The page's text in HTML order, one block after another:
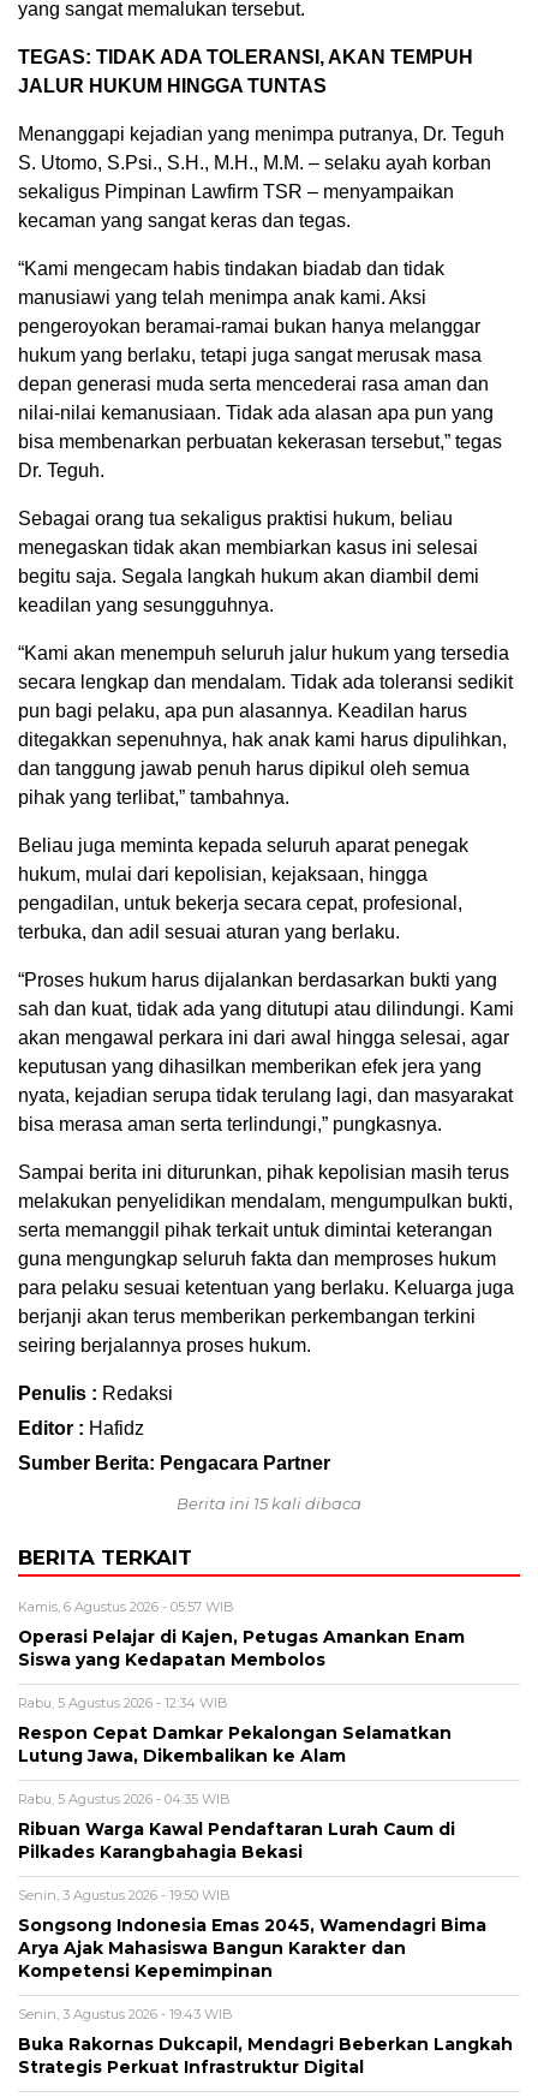
yang sangat memalukan tersebut.
TEGAS: TIDAK ADA TOLERANSI, AKAN TEMPUH
JALUR HUKUM HINGGA TUNTAS
Menanggapi kejadian yang menimpa putranya, Dr. Teguh
S. Utomo, S.Psi., S.H., M.H., M.M. – selaku ayah korban
sekaligus Pimpinan Lawfirm TSR – menyampaikan
kecaman yang sangat keras dan tegas.
“Kami mengecam habis tindakan biadab dan tidak
manusiawi yang telah menimpa anak kami. Aksi
pengeroyokan beramai-ramai bukan hanya melanggar
hukum yang berlaku, tetapi juga sangat merusak masa
depan generasi muda serta mencederai rasa aman dan
nilai-nilai kemanusiaan. Tidak ada alasan apa pun yang
bisa membenarkan perbuatan kekerasan tersebut,” tegas
Dr. Teguh.
Sebagai orang tua sekaligus praktisi hukum, beliau
menegaskan tidak akan membiarkan kasus ini selesai
begitu saja. Segala langkah hukum akan diambil demi
keadilan yang sesungguhnya.
“Kami akan menempuh seluruh jalur hukum yang tersedia
secara lengkap dan mendalam. Tidak ada toleransi sedikit
pun bagi pelaku, apa pun alasannya. Keadilan harus
ditegakkan sepenuhnya, hak anak kami harus dipulihkan,
dan tanggung jawab penuh harus dipikul oleh semua
pihak yang terlibat,” tambahnya.
Beliau juga meminta kepada seluruh aparat penegak
hukum, mulai dari kepolisian, kejaksaan, hingga
pengadilan, untuk bekerja secara cepat, profesional,
terbuka, dan adil sesuai aturan yang berlaku.
“Proses hukum harus dijalankan berdasarkan bukti yang
sah dan kuat, tidak ada yang ditutupi atau dilindungi. Kami
akan mengawal perkara ini dari awal hingga selesai, agar
keputusan yang dihasilkan memberikan efek jera yang
nyata, kejadian serupa tidak terulang lagi, dan masyarakat
bisa merasa aman serta terlindungi,” pungkasnya.
Sampai berita ini diturunkan, pihak kepolisian masih terus
melakukan penyelidikan mendalam, mengumpulkan bukti,
serta memanggil pihak terkait untuk dimintai keterangan
guna mengungkap seluruh fakta dan memproses hukum
para pelaku sesuai ketentuan yang berlaku. Keluarga juga
berjanji akan terus memberikan perkembangan terkini
seiring berjalannya proses hukum.
Penulis : Redaksi
Editor : Hafidz
Sumber Berita: Pengacara Partner
Berita ini 15 kali dibaca
BERITA TERKAIT
Kamis, 6 Agustus 2026 - 05:57 WIB
Operasi Pelajar di Kajen, Petugas Amankan Enam
Siswa yang Kedapatan Membolos
Rabu, 5 Agustus 2026 - 12:34 WIB
Respon Cepat Damkar Pekalongan Selamatkan
Lutung Jawa, Dikembalikan ke Alam
Rabu, 5 Agustus 2026 - 04:35 WIB
Ribuan Warga Kawal Pendaftaran Lurah Caum di
Pilkades Karangbahagia Bekasi
Senin, 3 Agustus 2026 - 19:50 WIB
Songsong Indonesia Emas 2045, Wamendagri Bima
Arya Ajak Mahasiswa Bangun Karakter dan
Kompetensi Kepemimpinan
Senin, 3 Agustus 2026 - 19:43 WIB
Buka Rakornas Dukcapil, Mendagri Beberkan Langkah
Strategis Perkuat Infrastruktur Digital